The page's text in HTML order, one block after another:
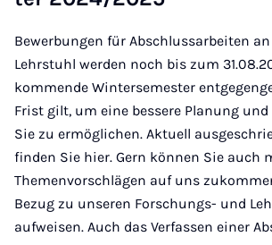
Bewerbungen für Abschlussarbeiten
Lehrstuhl werden noch bis zum
kommende Wintersemester
Frist gilt, um eine bessere Planung
Sie zu ermöglichen. Aktuell
finden Sie hier. Gern können Sie auch
Themenvorschlägen auf uns
Bezug zu unseren Forschungs- und
aufweisen. Auch das Verfassen einer